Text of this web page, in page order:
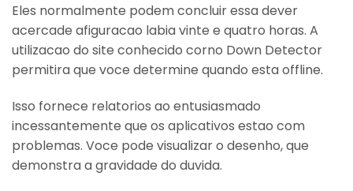
Eles normalmente podem concluir essa dever
acercade afiguracao labia vinte e quatro horas. A
utilizacao do site conhecido corno Down Detector
permitira que voce determine quando esta offline.
Isso fornece relatorios ao entusiasmado
incessantemente que os aplicativos estao com
problemas. Voce pode visualizar o desenho, que
demonstra a gravidade do duvida.